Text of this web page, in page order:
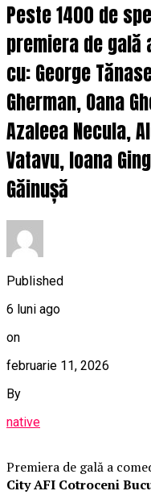
Peste 1400 de
premiera de gală
cu: George
Gherman, Oana
Azaleea Necula,
Vatavu, Ioana
Găinușă
Published
6 luni ago
on
februarie 11, 2026
By
native
Premiera de gală a
City AFI Cotroceni